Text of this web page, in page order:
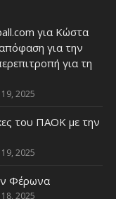
για Κώστα
για την
για τη
2025
του ΠΑΟΚ με την
2025
Φέρωνα
2025